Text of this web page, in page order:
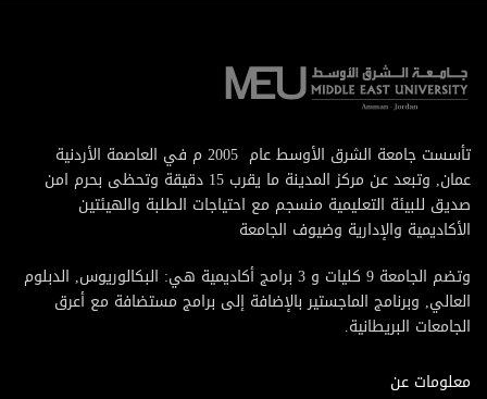
تأسست جامعة الشرق الأوسط عام 2005 م في العاصمة الأردنية
عمان, وتبعد عن مركز المدينة ما يقرب 15 دقيقة وتحظى بحرم امن
صديق للبيئة التعليمية منسجم مع احتياجات الطلبة والهيئتين
الأكاديمية والإدارية وضيوف الجامعة
وتضم الجامعة 9 كليات و 3 برامج أكاديمية هي: البكالوريوس, الدبلوم
العالي, وبرنامج الماجستير بالإضافة إلى برامج مستضافة مع أعرق
الجامعات البريطانية.
معلومات عن